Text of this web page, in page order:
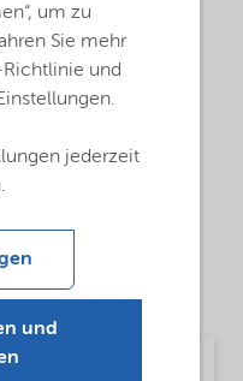
um zu
Sie mehr
und
jederzeit
und